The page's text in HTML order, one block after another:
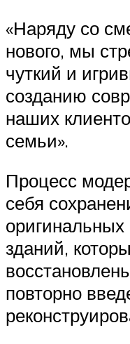
«Наряду со
нового, мы
чуткий и
созданию
наших
семьи».
Процесс
себя
оригинальных
зданий,
повторно